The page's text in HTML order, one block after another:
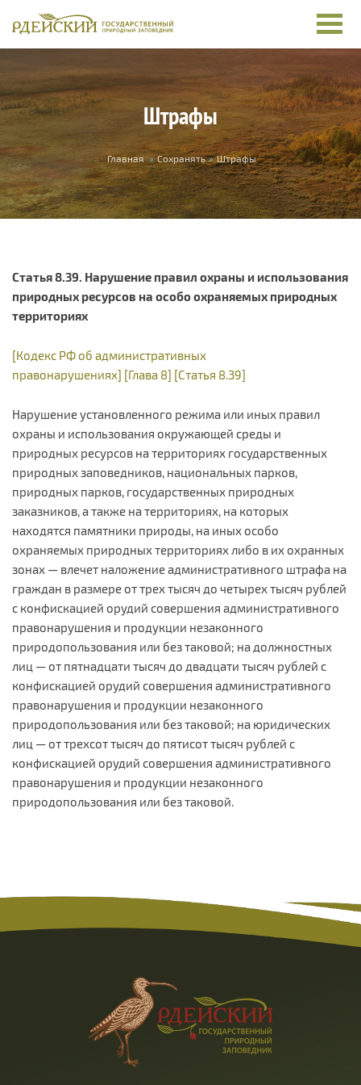
Штрафы
Вы здесьГлавная » Сохранять » Штрафы
Статья 8.39. Нарушение правил охраны и использования
природных ресурсов на особо охраняемых природных
территориях
[Кодекс РФ об административных
правонарушениях] [Глава 8] [Статья 8.39]
Нарушение установленного режима или иных правил
охраны и использования окружающей среды и
природных ресурсов на территориях государственных
природных заповедников, национальных парков,
природных парков, государственных природных
заказников, а также на территориях, на которых
находятся памятники природы, на иных особо
охраняемых природных территориях либо в их охранных
зонах — влечет наложение административного штрафа на
граждан в размере от трех тысяч до четырех тысяч рублей
с конфискацией орудий совершения административного
правонарушения и продукции незаконного
природопользования или без таковой; на должностных
лиц — от пятнадцати тысяч до двадцати тысяч рублей с
конфискацией орудий совершения административного
правонарушения и продукции незаконного
природопользования или без таковой; на юридических
лиц — от трехсот тысяч до пятисот тысяч рублей с
конфискацией орудий совершения административного
правонарушения и продукции незаконного
природопользования или без таковой.